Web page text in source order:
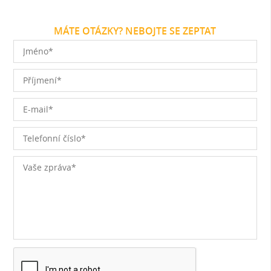
MÁTE OTÁZKY? NEBOJTE SE ZEPTAT